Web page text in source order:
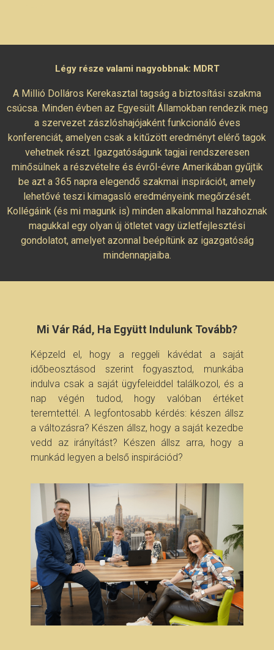
Légy része valami nagyobbnak: MDRT
A Millió Dolláros Kerekasztal tagság a biztosítási szakma
csúcsa. Minden évben az Egyesült Államokban rendezik meg
a szervezet zászlóshajójaként funkcionáló éves
konferenciát, amelyen csak a kitűzött eredményt elérő tagok
vehetnek részt. Igazgatóságunk tagjai rendszeresen
minősülnek a részvételre és évről-évre Amerikában gyűjtik
be azt a 365 napra elegendő szakmai inspirációt, amely
lehetővé teszi kimagasló eredményeink megőrzését.
Kollégáink (és mi magunk is) minden alkalommal hazahoznak
magukkal egy olyan új ötletet vagy üzletfejlesztési
gondolatot, amelyet azonnal beépítünk az igazgatóság
mindennapjaiba.
Mi Vár Rád, Ha Együtt Indulunk Tovább?
Képzeld el, hogy a reggeli kávédat a saját
időbeosztásod szerint fogyasztod, munkába
indulva csak a saját ügyfeleiddel találkozol, és a
nap végén tudod, hogy valóban értéket
teremtettél. A legfontosabb kérdés: készen állsz
a változásra? Készen állsz, hogy a saját kezedbe
vedd az irányítást? Készen állsz arra, hogy a
munkád legyen a belső inspirációd?